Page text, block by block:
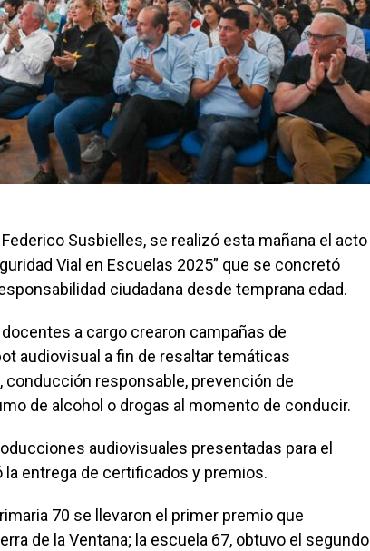
Susbielles, se realizó esta mañana el acto
Vial en Escuelas 2025” que se concretó
ciudadana desde temprana edad.
a cargo crearon campañas de
audiovisual a fin de resaltar temáticas
responsable, prevención de
de alcohol o drogas al momento de conducir.
audiovisuales presentadas para el
entrega de certificados y premios.
70 se llevaron el primer premio que
de la Ventana; la escuela 67, obtuvo el segundo